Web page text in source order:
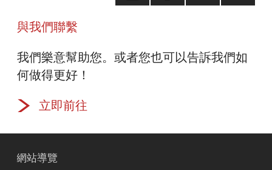
台新優惠市集
與我們聯繫
我們樂意幫助您。或者您也可以告訴我們如
何做得更好！
立即前往
網站導覽